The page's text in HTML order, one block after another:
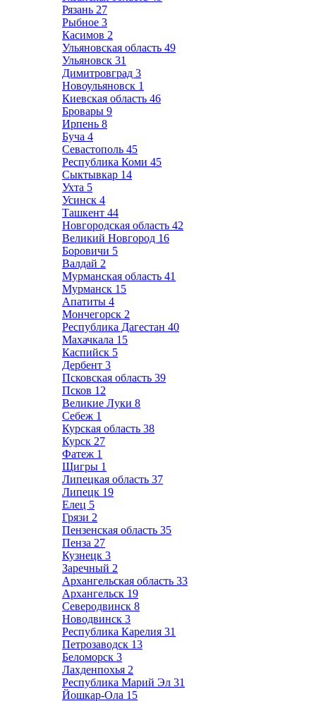
Рязань 27
Рыбное 3
Касимов 2
Ульяновская область 49
Ульяновск 31
Димитровград 3
Новоульяновск 1
Киевская область 46
Бровары 9
Ирпень 8
Буча 4
Севастополь 45
Республика Коми 45
Сыктывкар 14
Ухта 5
Усинск 4
Ташкент 44
Новгородская область 42
Великий Новгород 16
Боровичи 5
Валдай 2
Мурманская область 41
Мурманск 15
Апатиты 4
Мончегорск 2
Республика Дагестан 40
Махачкала 15
Каспийск 5
Дербент 3
Псковская область 39
Псков 12
Великие Луки 8
Себеж 1
Курская область 38
Курск 27
Фатеж 1
Щигры 1
Липецкая область 37
Липецк 19
Елец 5
Грязи 2
Пензенская область 35
Пенза 27
Кузнецк 3
Заречный 2
Архангельская область 33
Архангельск 19
Северодвинск 8
Новодвинск 3
Республика Карелия 31
Петрозаводск 13
Беломорск 3
Лахденпохья 2
Республика Марий Эл 31
Йошкар-Ола 15